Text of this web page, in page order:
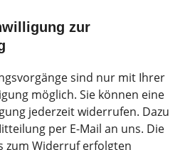
zur
sind nur mit Ihrer
möglich. Sie können eine
jederzeit widerrufen. Dazu
per E-Mail an uns. Die
zum Widerruf erfolgten